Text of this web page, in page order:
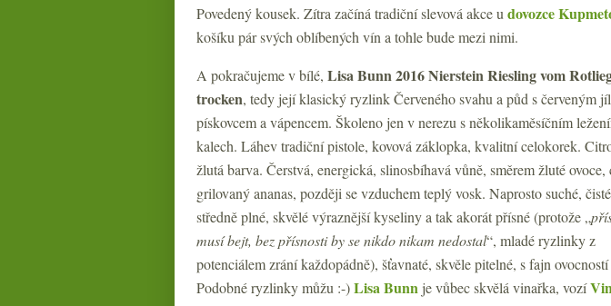
Povedený kousek. Zítra začíná tradiční slevová akce u dovozce
košíku pár svých oblíbených vín a tohle bude mezi nimi.
A pokračujeme v bílé, Lisa Bunn 2016 Nierstein Riesling vom
trocken, tedy její klasický ryzlink Červeného svahu a půd s červeným
pískovcem a vápencem. Školeno jen v nerezu s několikaměsíčním
kalech. Láhev tradiční pistole, kovová záklopka, kvalitní celokorek.
žlutá barva. Čerstvá, energická, slinosbíhavá vůně, směrem žluté ovoce,
grilovaný ananas, později se vzduchem teplý vosk. Naprosto suché,
středně plné, skvělé výraznější kyseliny a tak akorát přísné (protože „
musí bejt, bez přísnosti by se nikdo nikam nedostal“, mladé ryzlinky z
potenciálem zrání každopádně), šťavnaté, skvěle pitelné, s fajn
Podobné ryzlinky můžu :-)Lisa Bunn je vůbec skvělá vinařka, vozí